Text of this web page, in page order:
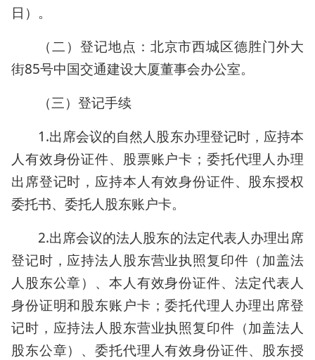
日）。
（二）登记地点：北京市西城区德胜门外大
街85号中国交通建设大厦董事会办公室。
（三）登记手续
1.出席会议的自然人股东办理登记时，应持本
人有效身份证件、股票账户卡；委托代理人办理
出席登记时，应持本人有效身份证件、股东授权
委托书、委托人股东账户卡。
2.出席会议的法人股东的法定代表人办理出席
登记时，应持法人股东营业执照复印件（加盖法
人股东公章）、本人有效身份证件、法定代表人
身份证明和股东账户卡；委托代理人办理出席登
记时，应持法人股东营业执照复印件（加盖法人
股东公章）、委托代理人有效身份证件、股东授